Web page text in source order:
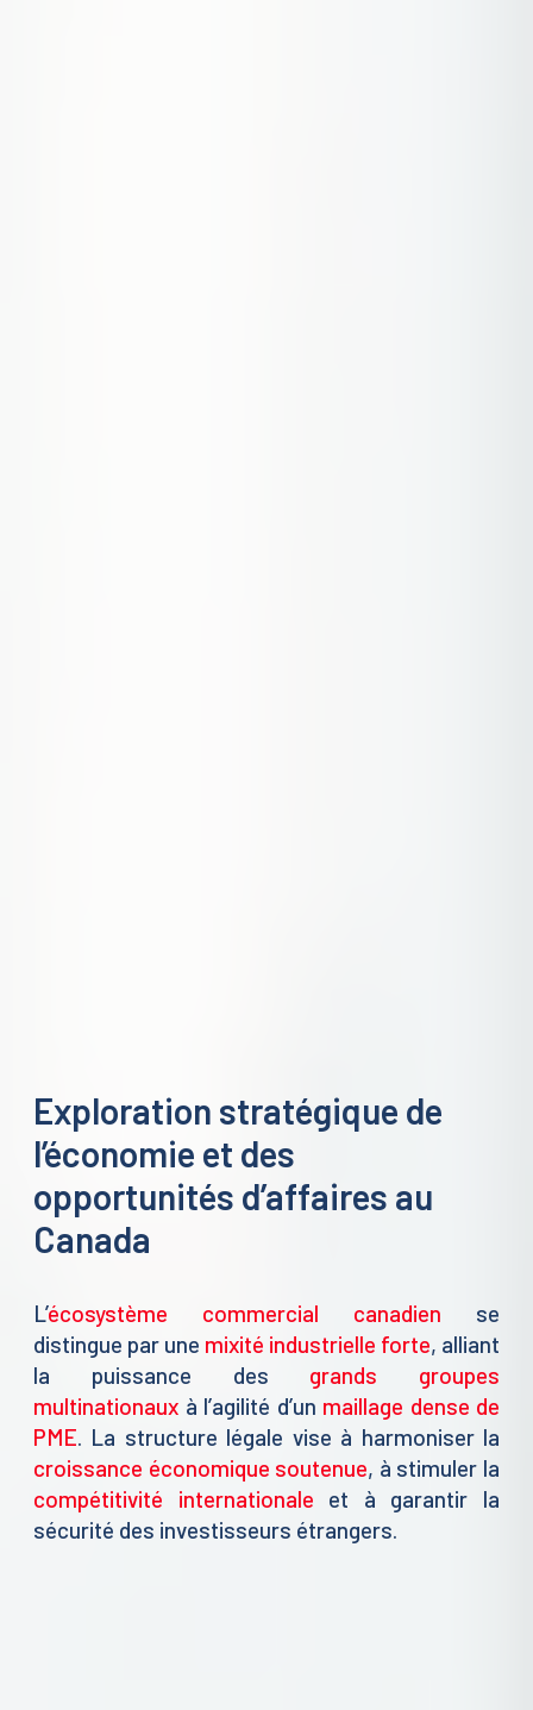
Exploration stratégique de
l’économie et des
opportunités d’affaires au
Canada
L’écosystème commercial canadien se
distingue par une mixité industrielle forte, alliant
la puissance des grands groupes
multinationaux à l’agilité d’un maillage dense de
PME. La structure légale vise à harmoniser la
croissance économique soutenue, à stimuler la
compétitivité internationale et à garantir la
sécurité des investisseurs étrangers.